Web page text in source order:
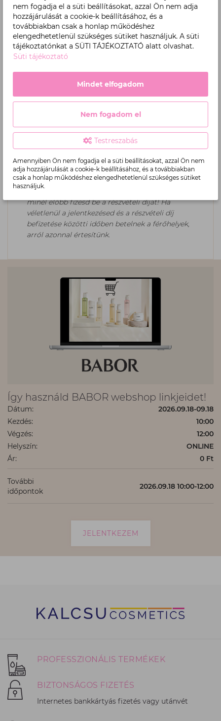
Hugyecz Piroska
Kalcsu Cosmetics marketing munkatárs
Felhívjuk figyelmed,
hogy képzéseinken a helyek száma korlátozott,
és a helyeket nem jelentkezési, hanem befizetési
sorrendben töltjük fel. Ha biztosítani szeretnéd a
helyedet, javasoljuk, a jelentkezést követően
minél előbb fizesd be a részvételi díjat! Ha
véletlenül a jelentkezésed és a részvételi díj
befizetése közötti időben betelnek a férőhelyek,
arról azonnal értesítünk.
Így használd BABOR webshop linkjeidet!
Dátum:
2026.09.18-09.18
Kezdés:
10:00
Végzés:
12:00
Helyszín:
ONLINE
Ár:
0 Ft
További
időpontok
2026.09.18 10:00-12:00
JELENTKEZEM
PROFESSZIONÁLIS TERMÉKEK
BIZTONSÁGOS FIZETÉS
Internetes bankkártyás fizetés vagy utánvét
nem fogadja el a süti beállításokat, azzal Ön nem adja
hozzájárulását a cookie-k beállításához, és a
továbbiakban csak a honlap működéshez
elengedhetetlenül szükséges sütiket használjuk. A süti
tájékoztatónkat a SÜTI TÁJÉKOZTATÓ alatt olvashat.
Süti tájékoztató
Mindet elfogadom
Nem fogadom el
Testreszabás
Amennyiben Ön nem fogadja el a süti beállításokat, azzal Ön nem
adja hozzájárulását a cookie-k beállításához, és a továbbiakban
csak a honlap működéshez elengedhetetlenül szükséges sütiket
használjuk.